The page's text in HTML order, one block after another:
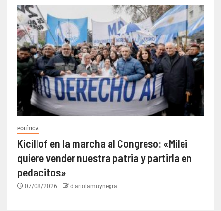
POLÍTICA
Kicillof en la marcha al Congreso: «Milei
quiere vender nuestra patria y partirla en
pedacitos»
07/08/2026 diariolamuynegra